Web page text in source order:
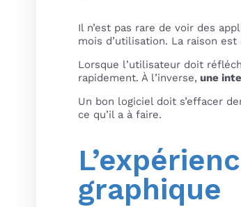
Il n’est pas rare de voir des
mois d’utilisation. La raison
Lorsque l’utilisateur doit
rapidement. À l’inverse, une
Un bon logiciel doit s’effacer
ce qu’il a à faire.
graphique